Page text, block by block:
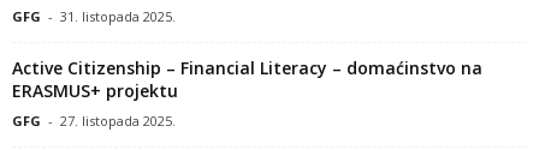
GFG - 31. listopada 2025.
Active Citizenship – Financial Literacy – domaćinstvo na
ERASMUS+ projektu
GFG - 27. listopada 2025.